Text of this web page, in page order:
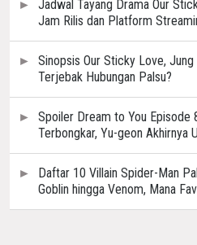
Jadwal Tayang Drama Our
Jam Rilis dan Platform
Sinopsis Our Sticky Love, Jung
Terjebak Hubungan Palsu?
Spoiler Dream to You Episode
Terbongkar, Yu-geon Akhirnya
Daftar 10 Villain Spider-Man
Goblin hingga Venom, Mana